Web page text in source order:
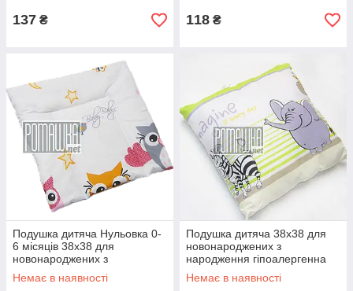
137 ₴ 118 ₴
Подушка дитяча Нульовка 0-
6 місяців 38х38 для
новонароджених з
народження гіпоалергенна
4558 Рожевий
Немає в наявності
Подушка дитяча 38х38 для
новонароджених з
народження гіпоалергенна
4559 Салатовий
Немає в наявності